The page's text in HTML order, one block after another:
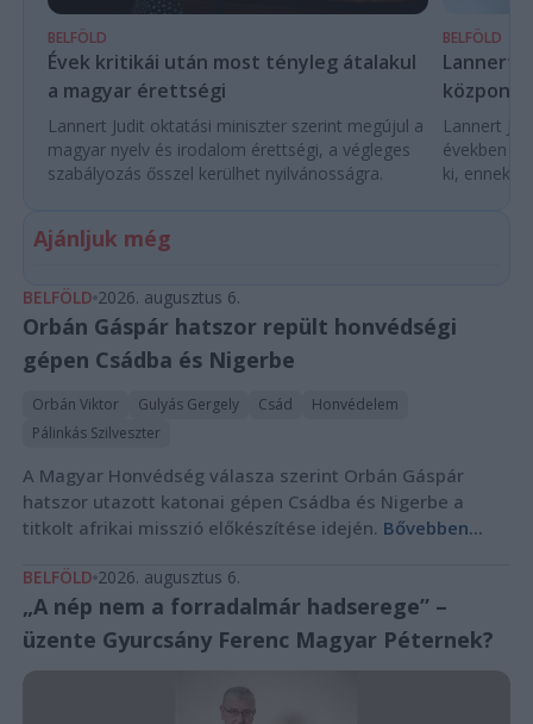
BELFÖLD
Évek kritikái után most tényleg átalakul
a magyar érettségi
Lannert Judit oktatási miniszter szerint megújul a
magyar nyelv és irodalom érettségi, a végleges
szabályozás ősszel kerülhet nyilvánosságra.
BELFÖLD
Lannert
Lannert
években
ki, ennek
Ajánljuk még
BELFÖLD 2026. augusztus 6.
Orbán Gáspár hatszor repült honvédségi
gépen Csádba és Nigerbe
Orbán Viktor Gulyás Gergely Csád
Honvédelem
Pálinkás Szilveszter
A Magyar Honvédség válasza szerint Orbán Gáspár
hatszor utazott katonai gépen Csádba és Nigerbe a
titkolt afrikai misszió előkészítése idején. Bővebben...
BELFÖLD 2026. augusztus 6.
„A nép nem a forradalmár hadserege” –
üzente Gyurcsány Ferenc Magyar Péternek?